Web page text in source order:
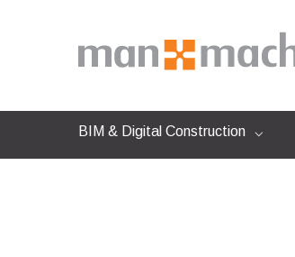
BIM & Digital Construction